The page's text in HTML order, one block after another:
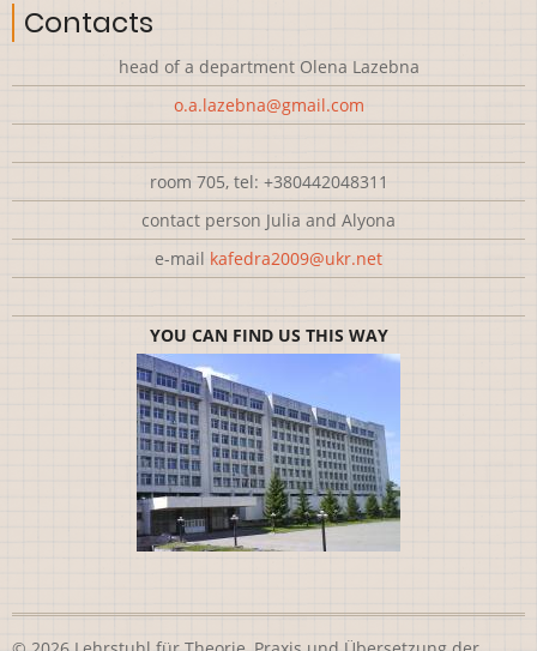
Contacts
head of a department Olena Lazebna
o.a.lazebna@gmail.com
room 705, tel: +380442048311
contact person Julia and Alyona
e-mail kafedra2009@ukr.net
YOU CAN FIND US THIS WAY